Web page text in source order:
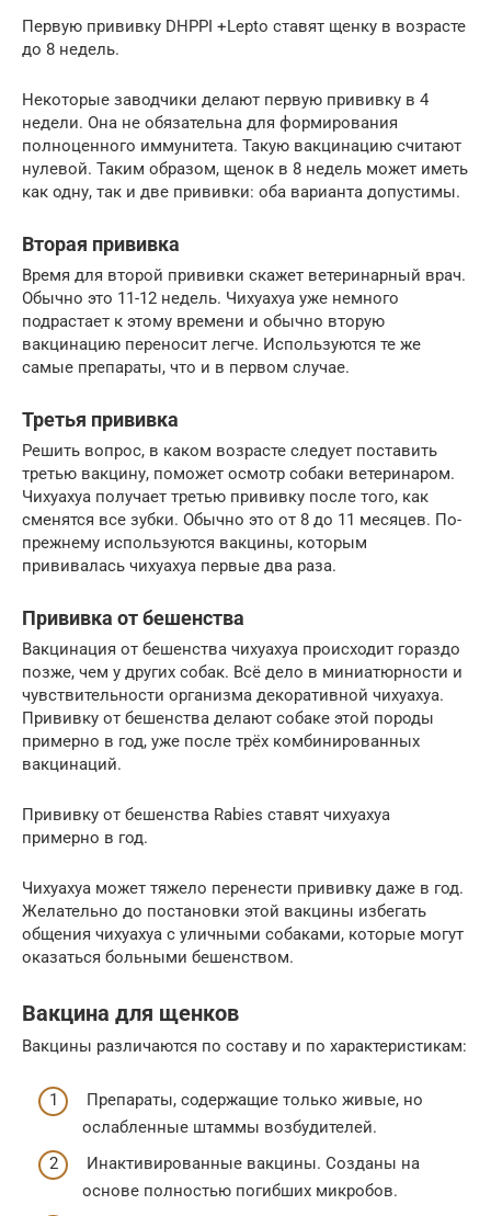
Первую прививку DHPPI +Lepto ставят щенку в возрасте
до 8 недель.
Некоторые заводчики делают первую прививку в 4
недели. Она не обязательна для формирования
полноценного иммунитета. Такую вакцинацию считают
нулевой. Таким образом, щенок в 8 недель может иметь
как одну, так и две прививки: оба варианта допустимы.
Вторая прививка
Время для второй прививки скажет ветеринарный врач.
Обычно это 11-12 недель. Чихуахуа уже немного
подрастает к этому времени и обычно вторую
вакцинацию переносит легче. Используются те же
самые препараты, что и в первом случае.
Третья прививка
Решить вопрос, в каком возрасте следует поставить
третью вакцину, поможет осмотр собаки ветеринаром.
Чихуахуа получает третью прививку после того, как
сменятся все зубки. Обычно это от 8 до 11 месяцев. По-
прежнему используются вакцины, которым
прививалась чихуахуа первые два раза.
Прививка от бешенства
Вакцинация от бешенства чихуахуа происходит гораздо
позже, чем у других собак. Всё дело в миниатюрности и
чувствительности организма декоративной чихуахуа.
Прививку от бешенства делают собаке этой породы
примерно в год, уже после трёх комбинированных
вакцинаций.
Прививку от бешенства Rabies ставят чихуахуа
примерно в год.
Чихуахуа может тяжело перенести прививку даже в год.
Желательно до постановки этой вакцины избегать
общения чихуахуа с уличными собаками, которые могут
оказаться больными бешенством.
Вакцина для щенков
Вакцины различаются по составу и по характеристикам:
Препараты, содержащие только живые, но
ослабленные штаммы возбудителей.
Инактивированные вакцины. Созданы на
основе полностью погибших микробов.